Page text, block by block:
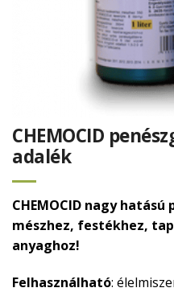
CHEMOCID
adalék
CHEMOCID nagy
mészhez, festékhez,
anyaghoz!
Felhasználható: